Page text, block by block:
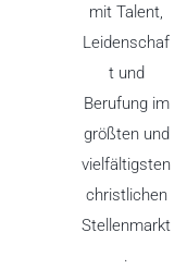
mit Talent,
Leidenschaf
t und
Berufung im
größten und
vielfältigsten
christlichen
Stellenmarkt